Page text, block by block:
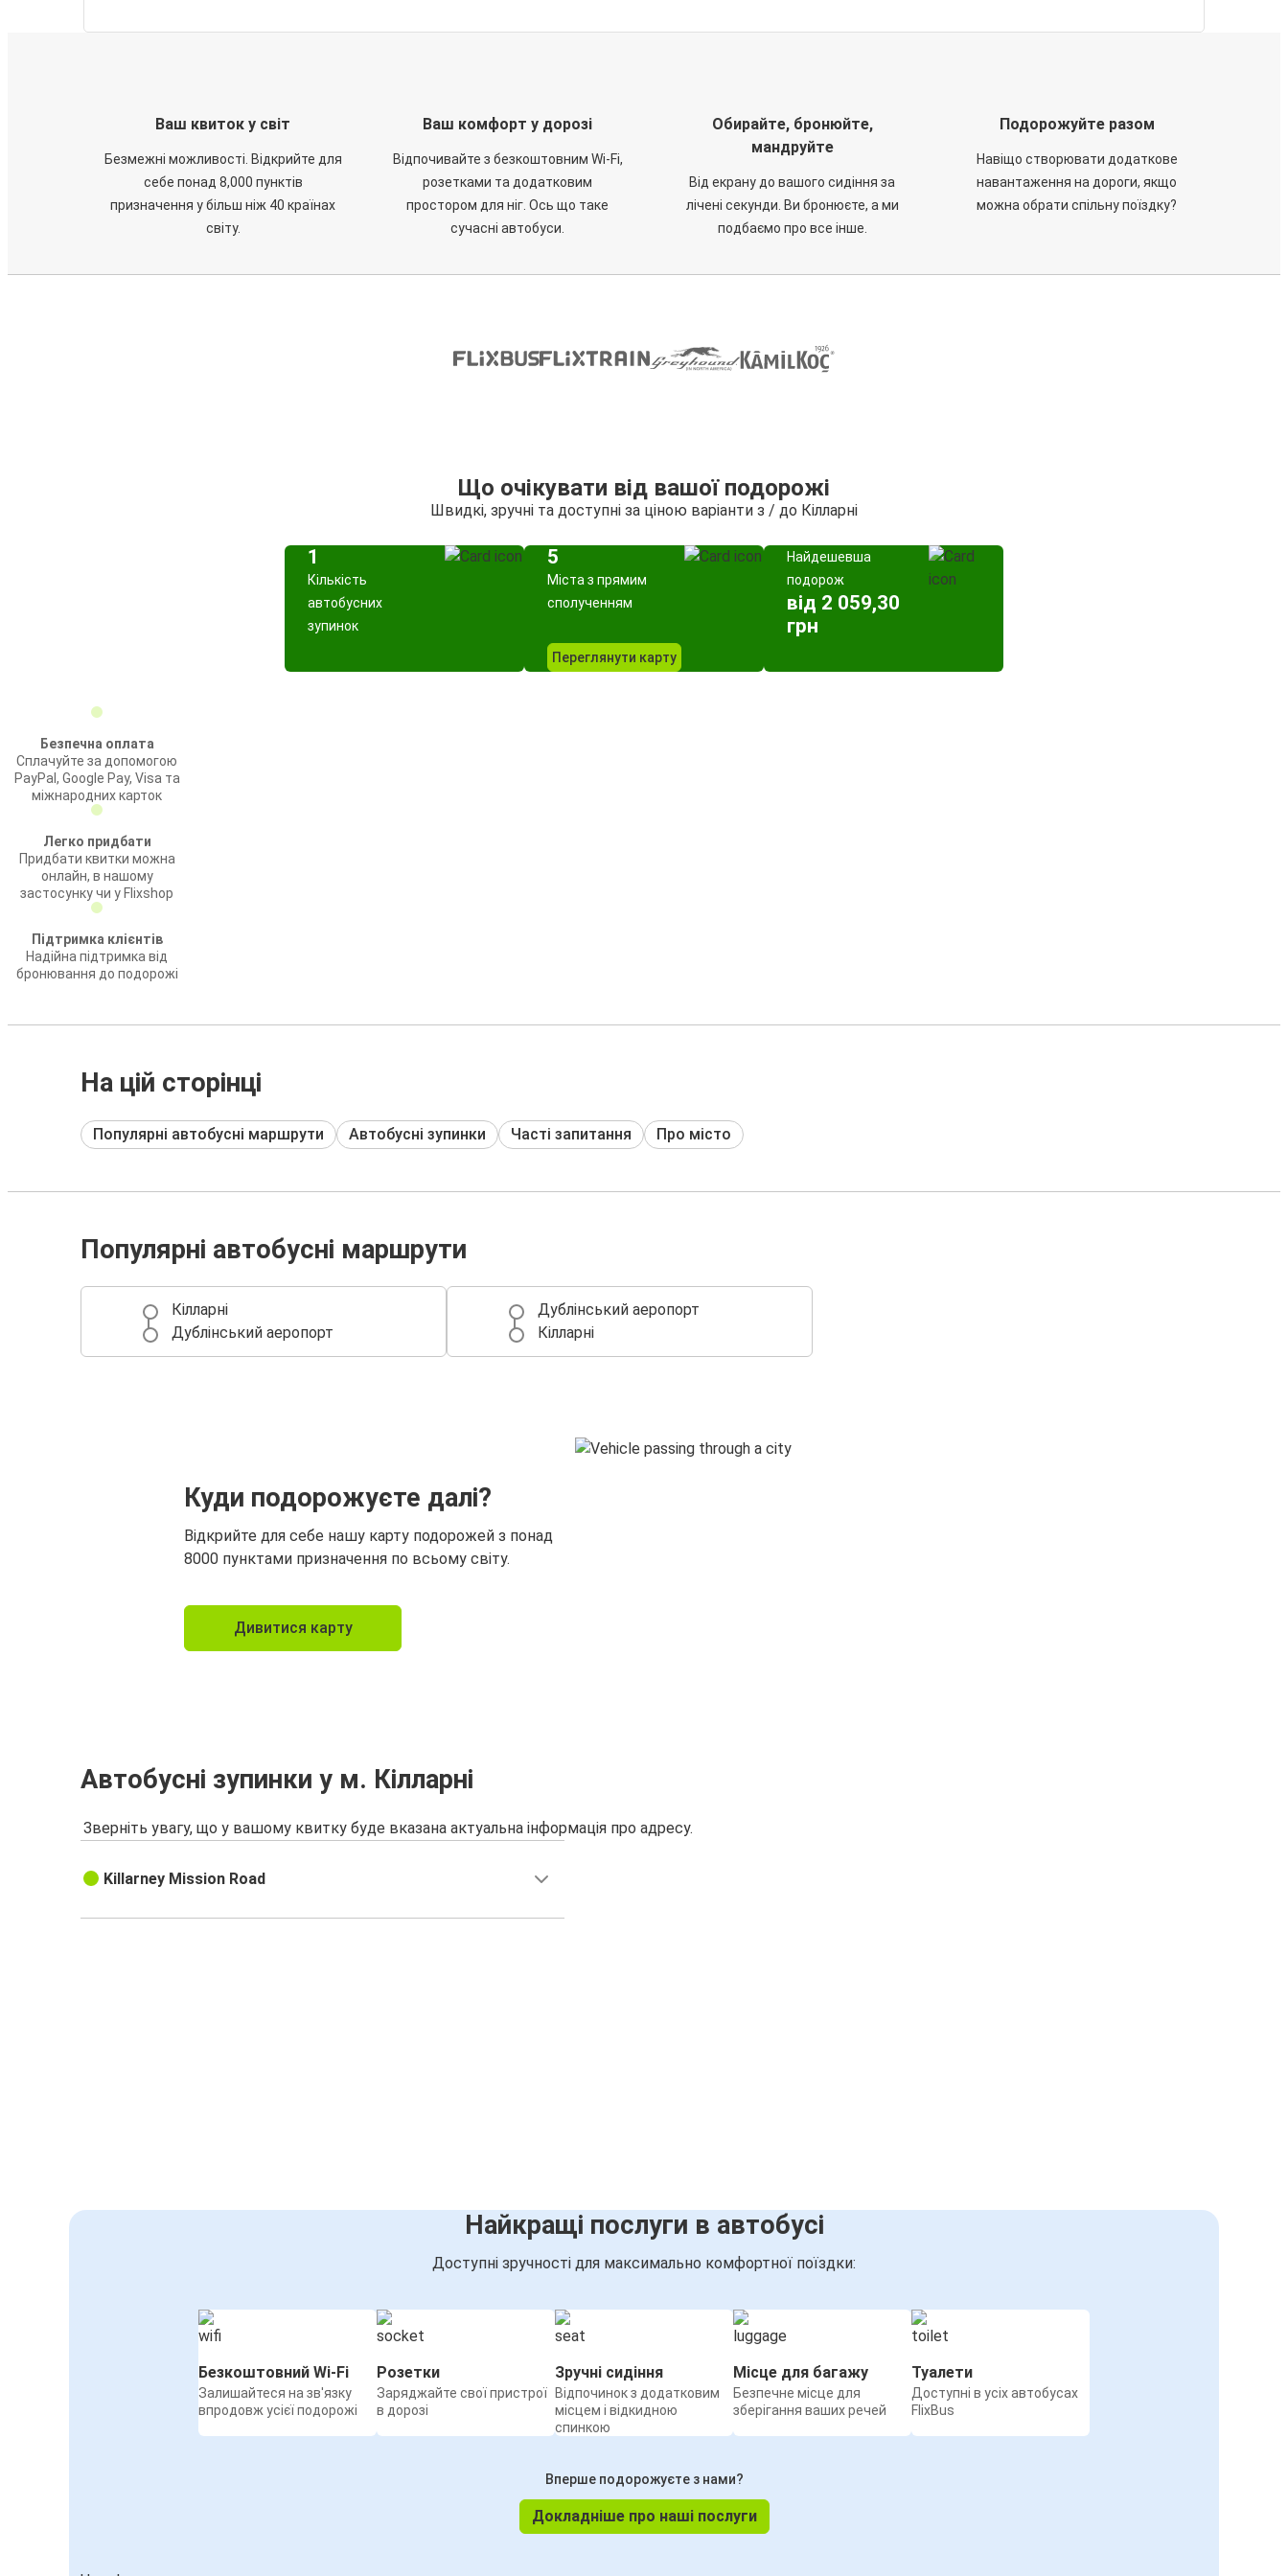
Ваш квиток у світ
Безмежні можливості. Відкрийте для
себе понад 8,000 пунктів
призначення у більш ніж 40 країнах
світу.
Ваш комфорт у дорозі
Відпочивайте з безкоштовним Wi-Fi,
розетками та додатковим
простором для ніг. Ось що таке
сучасні автобуси.
Обирайте, бронюйте,
мандруйте
Від екрану до вашого сидіння за
лічені секунди. Ви бронюєте, а ми
подбаємо про все інше.
Подорожуйте разом
Навіщо створювати додаткове
навантаження на дороги, якщо
можна обрати спільну поїздку?
Що очікувати від вашої подорожі
Швидкі, зручні та доступні за ціною варіанти з / до Кілларні
1
Кількість
автобусних
зупинок
5
Міста з прямим
сполученням
Переглянути карту
Найдешевша
подорож
від 2 059,30
грн
Безпечна оплата
Сплачуйте за допомогою
PayPal, Google Pay, Visa та
міжнародних карток
Легко придбати
Придбати квитки можна
онлайн, в нашому
застосунку чи у Flixshop
Підтримка клієнтів
Надійна підтримка від
бронювання до подорожі
На цій сторінці
Популярні автобусні маршрути Автобусні зупинки Часті запитання Про місто
Популярні автобусні маршрути
Кілларні
Дублінський аеропорт
Дублінський аеропорт
Кілларні
Куди подорожуєте далі?
Відкрийте для себе нашу карту подорожей з понад
8000 пунктами призначення по всьому світу.
Дивитися карту
Автобусні зупинки у м. Кілларні
Зверніть увагу, що у вашому квитку буде вказана актуальна інформація про адресу.
Killarney Mission Road
Найкращі послуги в автобусі
Доступні зручності для максимально комфортної поїздки:
Безкоштовний Wi-Fi
Залишайтеся на зв'язку
впродовж усієї подорожі
Розетки
Заряджайте свої пристрої
в дорозі
Зручні сидіння
Відпочинок з додатковим
місцем і відкидною
спинкою
Місце для багажу
Безпечне місце для
зберігання ваших речей
Туалети
Доступні в усіх автобусах
FlixBus
Вперше подорожуєте з нами?
Докладніше про наші послуги